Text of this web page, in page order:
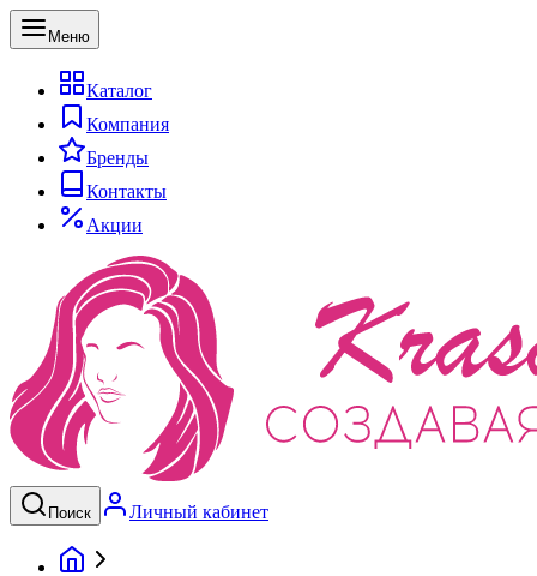
Меню
Каталог
Компания
Бренды
Контакты
Акции
Поиск Личный кабинет